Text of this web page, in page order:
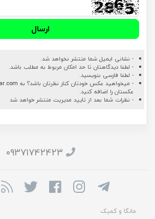
ارسال
- نشانی ایمیل شما منتشر نخواهد شد.
- لطفا دیدگاهتان تا حد امکان مربوط به مطلب باشد.
- لطفا فارسی بنویسید.
- میخواهید عکس خودتان کنار نظرتان باشد؟ به
عکستان را اضافه کنید.
- نظرات شما بعد از تایید مدیریت منتشر خواهد شد
09371742423
مانگا و کمیک